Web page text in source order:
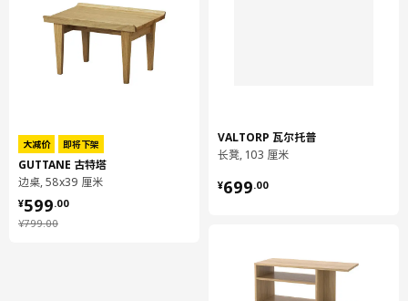
大减价 即将下架
GUTTANE 古特塔
边桌, 58x39 厘米
¥799.00
¥ 799.00
¥599.00
¥ 599.00
VALTORP 瓦尔托普
长凳, 103 厘米
¥699.00
¥ 699.00